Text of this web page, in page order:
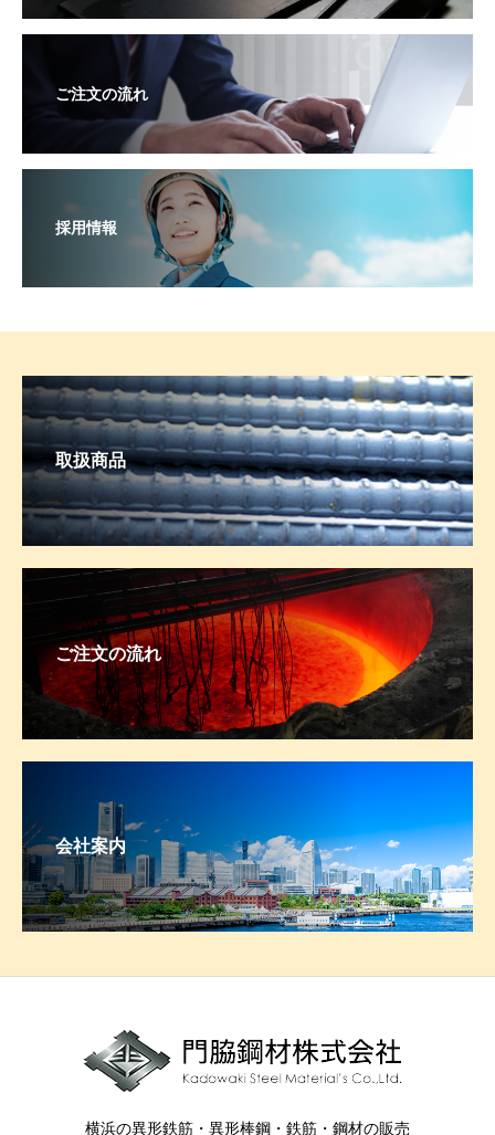
ご注文の流れ
採用情報
取扱商品
ご注文の流れ
会社案内
横浜の異形鉄筋・異形棒鋼・鉄筋・鋼材の販売